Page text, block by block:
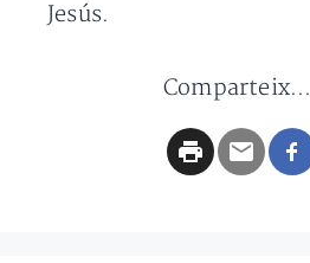
Jesús.
Comparteix...